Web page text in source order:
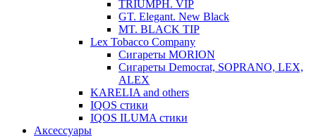
TRIUMPH. VIP
GT. Elegant. New Black
MT. BLACK TIP
Lex Tobacco Company
Сигареты MORION
Сигареты Democrat, SOPRANO, LEX,
ALEX
KARELIA and others
IQOS стики
IQOS ILUMA стики
Аксессуары